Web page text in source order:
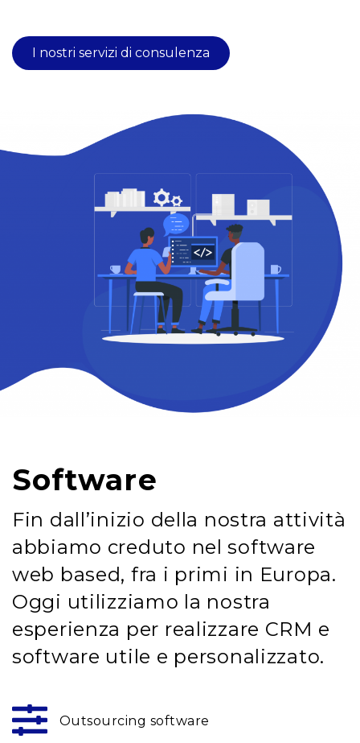
I nostri servizi di consulenza
Software
Fin dall’inizio della nostra attività
abbiamo creduto nel software
web based, fra i primi in Europa.
Oggi utilizziamo la nostra
esperienza per realizzare CRM e
software utile e personalizzato.
Outsourcing software